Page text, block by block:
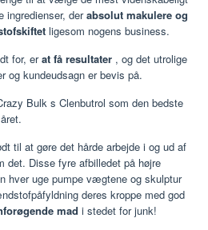
ingredienser, derabsolut makulere og
ligesom nogens business.
for, erat få resultater , og det utrolige
og kundeudsagn er bevis på.
Bulk s Clenbutrol som den bedste
til at gøre det hårde arbejde i og ud af
det. Disse fyre afbilledet på højre
hver uge pumpe vægtene og skulptur
deres kroppe med god
mad i stedet for junk!